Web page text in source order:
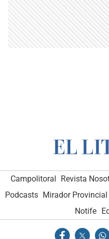
Campolitoral Revista
Podcasts Mirador Provincial
Notife